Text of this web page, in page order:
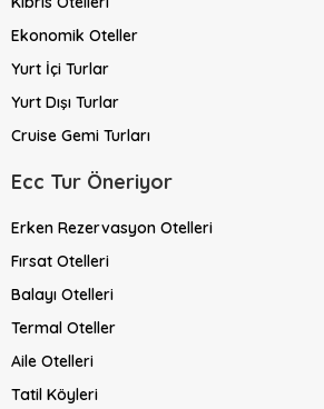
Ekonomik Oteller
Yurt İçi Turlar
Yurt Dışı Turlar
Cruise Gemi Turları
Ecc Tur Öneriyor
Erken Rezervasyon Otelleri
Fırsat Otelleri
Balayı Otelleri
Termal Oteller
Aile Otelleri
Tatil Köyleri